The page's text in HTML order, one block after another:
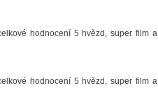
hodnocení 5 hvězd, super film a
hodnocení 5 hvězd, super film a